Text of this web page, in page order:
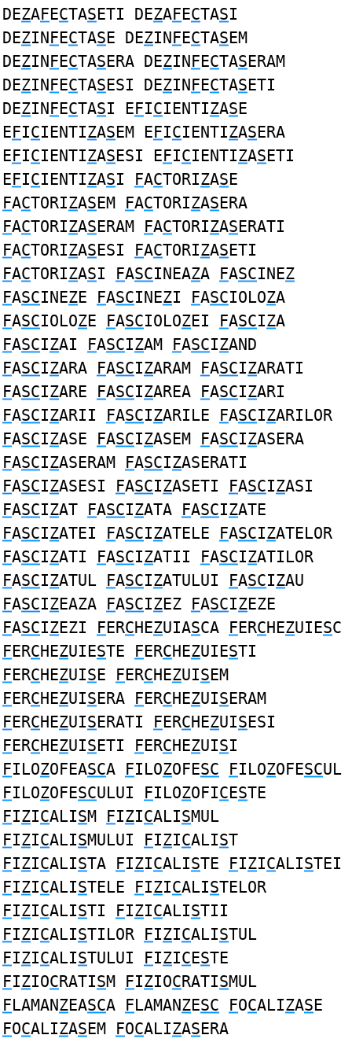
DEZAFECTASETI DEZAFECTASI
DEZINFECTASE DEZINFECTASEM
DEZINFECTASERA DEZINFECTASERAM
DEZINFECTASESI DEZINFECTASETI
DEZINFECTASI EFICIENTIZASE
EFICIENTIZASEM EFICIENTIZASERA
EFICIENTIZASESI EFICIENTIZASETI
EFICIENTIZASI FACTORIZASE
FACTORIZASEM FACTORIZASERA
FACTORIZASERAM FACTORIZASERATI
FACTORIZASESI FACTORIZASETI
FACTORIZASI FASCINEAZA FASCINEZ
FASCINEZE FASCINEZI FASCIOLOZA
FASCIOLOZE FASCIOLOZEI FASCIZA
FASCIZAI FASCIZAM FASCIZAND
FASCIZARA FASCIZARAM FASCIZARATI
FASCIZARE FASCIZAREA FASCIZARI
FASCIZARII FASCIZARILE FASCIZARILOR
FASCIZASE FASCIZASEM FASCIZASERA
FASCIZASERAM FASCIZASERATI
FASCIZASESI FASCIZASETI FASCIZASI
FASCIZAT FASCIZATA FASCIZATE
FASCIZATEI FASCIZATELE FASCIZATELOR
FASCIZATI FASCIZATII FASCIZATILOR
FASCIZATUL FASCIZATULUI FASCIZAU
FASCIZEAZA FASCIZEZ FASCIZEZE
FASCIZEZI FERCHEZUIASCA FERCHEZUIESC
FERCHEZUIESTE FERCHEZUIESTI
FERCHEZUISE FERCHEZUISEM
FERCHEZUISERA FERCHEZUISERAM
FERCHEZUISERATI FERCHEZUISESI
FERCHEZUISETI FERCHEZUISI
FILOZOFEASCA FILOZOFESC FILOZOFESCUL
FILOZOFESCULUI FILOZOFICESTE
FIZICALISM FIZICALISMUL
FIZICALISMULUI FIZICALIST
FIZICALISTA FIZICALISTE FIZICALISTEI
FIZICALISTELE FIZICALISTELOR
FIZICALISTI FIZICALISTII
FIZICALISTILOR FIZICALISTUL
FIZICALISTULUI FIZICESTE
FIZIOCRATISM FIZIOCRATISMUL
FLAMANZEASCA FLAMANZESC FOCALIZASE
FOCALIZASEM FOCALIZASERA